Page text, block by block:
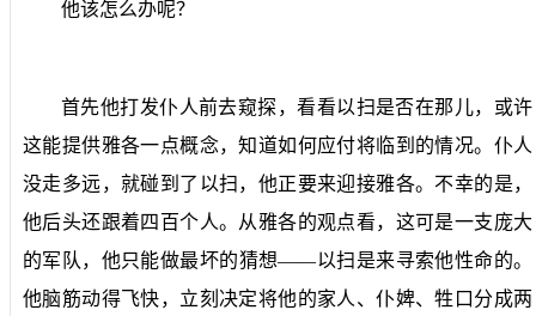
他该怎么办呢？
首先他打发仆人前去窥探，看看以扫是否在那儿，或许
这能提供雅各一点概念，知道如何应付将临到的情况。仆人
没走多远，就碰到了以扫，他正要来迎接雅各。不幸的是，
他后头还跟着四百个人。从雅各的观点看，这可是一支庞大
的军队，他只能做最坏的猜想——以扫是来寻索他性命的。
他脑筋动得飞快，立刻决定将他的家人、仆婢、牲口分成两